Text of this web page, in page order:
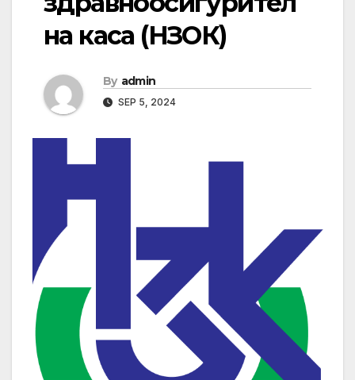
на каса (НЗОК)
By admin
SEP 5, 2024